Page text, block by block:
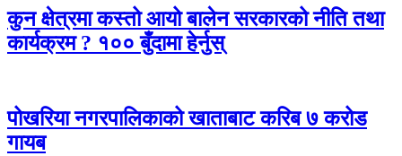
कुन क्षेत्रमा कस्तो आयो बालेन सरकारको नीति तथा
कार्यक्रम ? १०० बुँदामा हेर्नुस्
पोखरिया नगरपालिकाको खाताबाट करिब ७ करोड
गायब